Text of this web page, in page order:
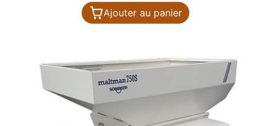
Ajouter au panier